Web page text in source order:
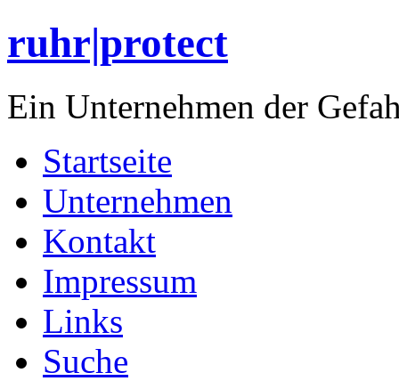
ruhr|protect
Ein Unternehmen der
Startseite
Unternehmen
Kontakt
Impressum
Links
Suche